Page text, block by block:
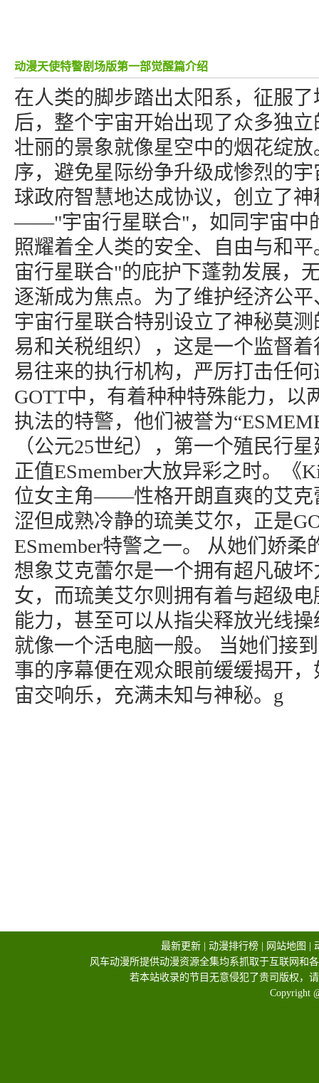
动漫天使特警剧场版第一部觉醒篇介绍
在人类的脚步踏出太阳系，征服
后，整个宇宙开始出现了众多独
壮丽的景象就像星空中的烟花绽
序，避免星际纷争升级成惨烈的
球政府智慧地达成协议，创立了
——"宇宙行星联合"，如同宇宙中
照耀着全人类的安全、自由与和
宙行星联合"的庇护下蓬勃发展，
逐渐成为焦点。为了维护经济公
宇宙行星联合特别设立了神秘莫
易和关税组织），这是一个监督
易往来的执行机构，严厉打击任
GOTT中，有着种种特殊能力，以
执法的特警，他们被誉为
（公元25世纪），第一个殖民行
正值ESmember大放异彩之时。《
位女主角——性格开朗直爽的艾克
涩但成熟冷静的琉美艾尔，正是
ESmember特警之一。 从她们娇柔
想象艾克蕾尔是一个拥有超凡破
女，而琉美艾尔则拥有着与超级
能力，甚至可以从指尖释放光线
就像一个活电脑一般。 当她们接
事的序幕便在观众眼前缓缓揭开
宙交响乐，充满未知与神秘。g
最新更新 动漫排行榜 网站地图
风车动漫所提供动漫资源全集均系抓取于互联网和
若本站收录的节目无意侵犯了贵司版权，
Copyright